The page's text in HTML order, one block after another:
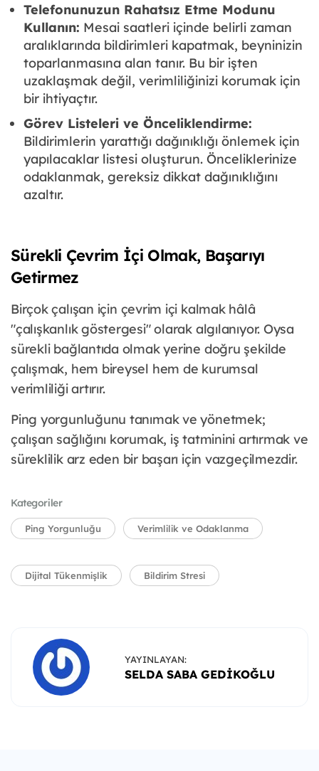
Telefonunuzun Rahatsız Etme Modunu
Kullanın: Mesai saatleri içinde belirli zaman
aralıklarında bildirimleri kapatmak, beyninizin
toparlanmasına alan tanır. Bu bir işten
uzaklaşmak değil, verimliliğinizi korumak için
bir ihtiyaçtır.
Görev Listeleri ve Önceliklendirme:
Bildirimlerin yarattığı dağınıklığı önlemek için
yapılacaklar listesi oluşturun. Önceliklerinize
odaklanmak, gereksiz dikkat dağınıklığını
azaltır.
Sürekli Çevrim İçi Olmak, Başarıyı
Getirmez
Birçok çalışan için çevrim içi kalmak hâlâ
"çalışkanlık göstergesi" olarak algılanıyor. Oysa
sürekli bağlantıda olmak yerine doğru şekilde
çalışmak, hem bireysel hem de kurumsal
verimliliği artırır.
Ping yorgunluğunu tanımak ve yönetmek;
çalışan sağlığını korumak, iş tatminini artırmak ve
süreklilik arz eden bir başarı için vazgeçilmezdir.
Kategoriler
Ping Yorgunluğu Verimlilik ve Odaklanma
Dijital Tükenmişlik Bildirim Stresi
YAYINLAYAN:
SELDA SABA GEDIKOĞLU